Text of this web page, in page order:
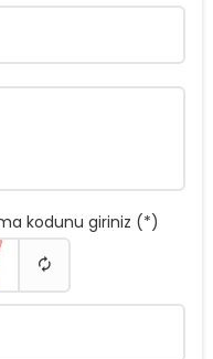
kodunu giriniz (*)